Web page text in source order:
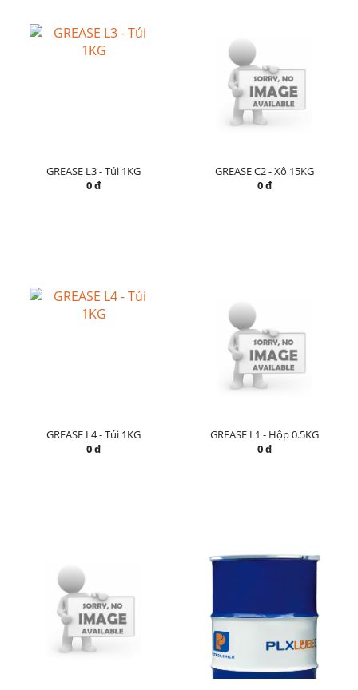
GREASE L3 - Túi 1KG
0 đ
GREASE C2 - Xô 15KG
0 đ
GREASE L4 - Túi 1KG
0 đ
GREASE L1 - Hộp 0.5KG
0 đ